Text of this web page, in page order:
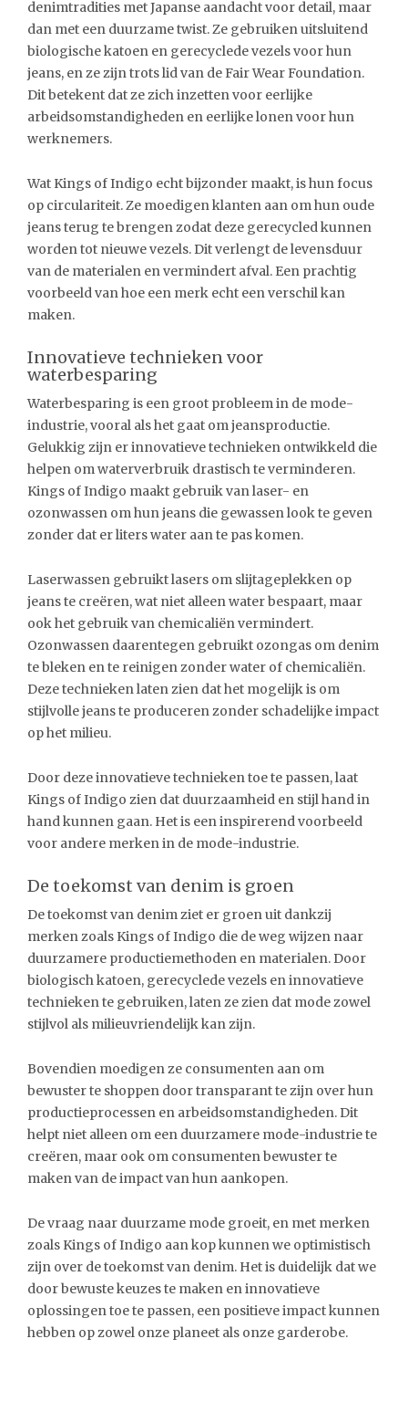
denimtradities met Japanse aandacht voor detail, maar
dan met een duurzame twist. Ze gebruiken uitsluitend
biologische katoen en gerecyclede vezels voor hun
jeans, en ze zijn trots lid van de Fair Wear Foundation.
Dit betekent dat ze zich inzetten voor eerlijke
arbeidsomstandigheden en eerlijke lonen voor hun
werknemers.
Wat Kings of Indigo echt bijzonder maakt, is hun focus
op circulariteit. Ze moedigen klanten aan om hun oude
jeans terug te brengen zodat deze gerecycled kunnen
worden tot nieuwe vezels. Dit verlengt de levensduur
van de materialen en vermindert afval. Een prachtig
voorbeeld van hoe een merk echt een verschil kan
maken.
Innovatieve technieken voor
waterbesparing
Waterbesparing is een groot probleem in de mode-
industrie, vooral als het gaat om jeansproductie.
Gelukkig zijn er innovatieve technieken ontwikkeld die
helpen om waterverbruik drastisch te verminderen.
Kings of Indigo maakt gebruik van laser- en
ozonwassen om hun jeans die gewassen look te geven
zonder dat er liters water aan te pas komen.
Laserwassen gebruikt lasers om slijtageplekken op
jeans te creëren, wat niet alleen water bespaart, maar
ook het gebruik van chemicaliën vermindert.
Ozonwassen daarentegen gebruikt ozongas om denim
te bleken en te reinigen zonder water of chemicaliën.
Deze technieken laten zien dat het mogelijk is om
stijlvolle jeans te produceren zonder schadelijke impact
op het milieu.
Door deze innovatieve technieken toe te passen, laat
Kings of Indigo zien dat duurzaamheid en stijl hand in
hand kunnen gaan. Het is een inspirerend voorbeeld
voor andere merken in de mode-industrie.
De toekomst van denim is groen
De toekomst van denim ziet er groen uit dankzij
merken zoals Kings of Indigo die de weg wijzen naar
duurzamere productiemethoden en materialen. Door
biologisch katoen, gerecyclede vezels en innovatieve
technieken te gebruiken, laten ze zien dat mode zowel
stijlvol als milieuvriendelijk kan zijn.
Bovendien moedigen ze consumenten aan om
bewuster te shoppen door transparant te zijn over hun
productieprocessen en arbeidsomstandigheden. Dit
helpt niet alleen om een duurzamere mode-industrie te
creëren, maar ook om consumenten bewuster te
maken van de impact van hun aankopen.
De vraag naar duurzame mode groeit, en met merken
zoals Kings of Indigo aan kop kunnen we optimistisch
zijn over de toekomst van denim. Het is duidelijk dat we
door bewuste keuzes te maken en innovatieve
oplossingen toe te passen, een positieve impact kunnen
hebben op zowel onze planeet als onze garderobe.